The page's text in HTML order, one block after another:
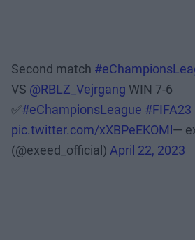
Second match
VS @RBLZ_Vejrgang WIN 7-6
✅️#eChampionsLeague #FIFA23
pic.twitter.com/xXBPeEKOMl—
(@exeed_official) April 22, 2023